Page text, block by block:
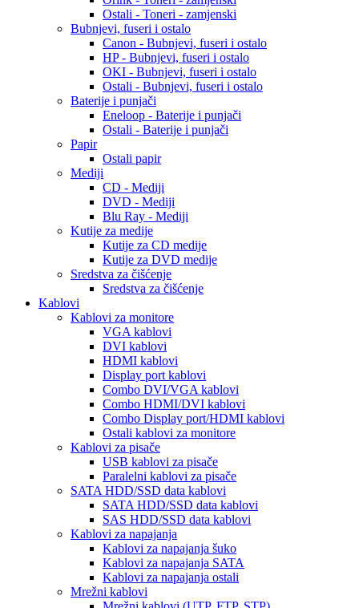
Ostali - Toneri - zamjenski
Bubnjevi, fuseri i ostalo
Canon - Bubnjevi, fuseri i ostalo
HP - Bubnjevi, fuseri i ostalo
OKI - Bubnjevi, fuseri i ostalo
Ostali - Bubnjevi, fuseri i ostalo
Baterije i punjači
Eneloop - Baterije i punjači
Ostali - Baterije i punjači
Papir
Ostali papir
Mediji
CD - Mediji
DVD - Mediji
Blu Ray - Mediji
Kutije za medije
Kutije za CD medije
Kutije za DVD medije
Sredstva za čišćenje
Sredstva za čišćenje
Kablovi
Kablovi za monitore
VGA kablovi
DVI kablovi
HDMI kablovi
Display port kablovi
Combo DVI/VGA kablovi
Combo HDMI/DVI kablovi
Combo Display port/HDMI kablovi
Ostali kablovi za monitore
Kablovi za pisače
USB kablovi za pisače
Paralelni kablovi za pisače
SATA HDD/SSD data kablovi
SATA HDD/SSD data kablovi
SAS HDD/SSD data kablovi
Kablovi za napajanja
Kablovi za napajanja šuko
Kablovi za napajanja SATA
Kablovi za napajanja ostali
Mrežni kablovi